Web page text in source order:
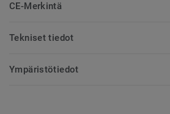
CE-Merkintä
Tekniset tiedot
Ympäristötiedot